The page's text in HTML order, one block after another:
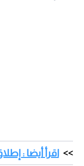
اقرأ أيضا :